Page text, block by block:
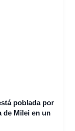
poblada por
de Milei en un